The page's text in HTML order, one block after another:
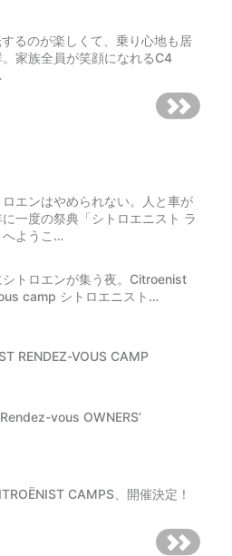
るのが楽しくて、乗り心地も居
家族全員が笑顔になれるC4
エンはやめられない。人と車が
一度の祭典「シトロエニスト ラ
へようこ…
トロエンが集う夜。Citroenist
camp シトロエニスト…
RENDEZ-VOUS CAMP
vous OWNERS’
CAMPS、開催決定！